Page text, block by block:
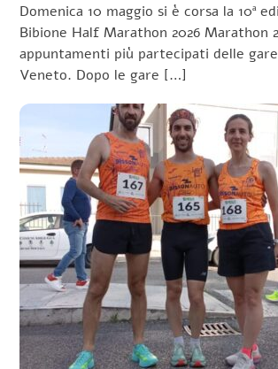
Domenica 10 maggio si è corsa la 10ª
Bibione Half Marathon 2026 Marathon
appuntamenti più partecipati delle
Veneto. Dopo le gare […]